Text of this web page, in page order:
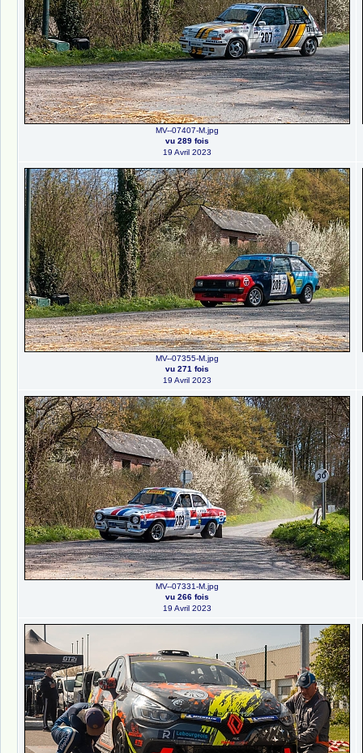
MV--07407-M.jpg
vu 289 fois
19 Avril 2023
MV--07355-M.jpg
vu 271 fois
19 Avril 2023
MV--07331-M.jpg
vu 266 fois
19 Avril 2023